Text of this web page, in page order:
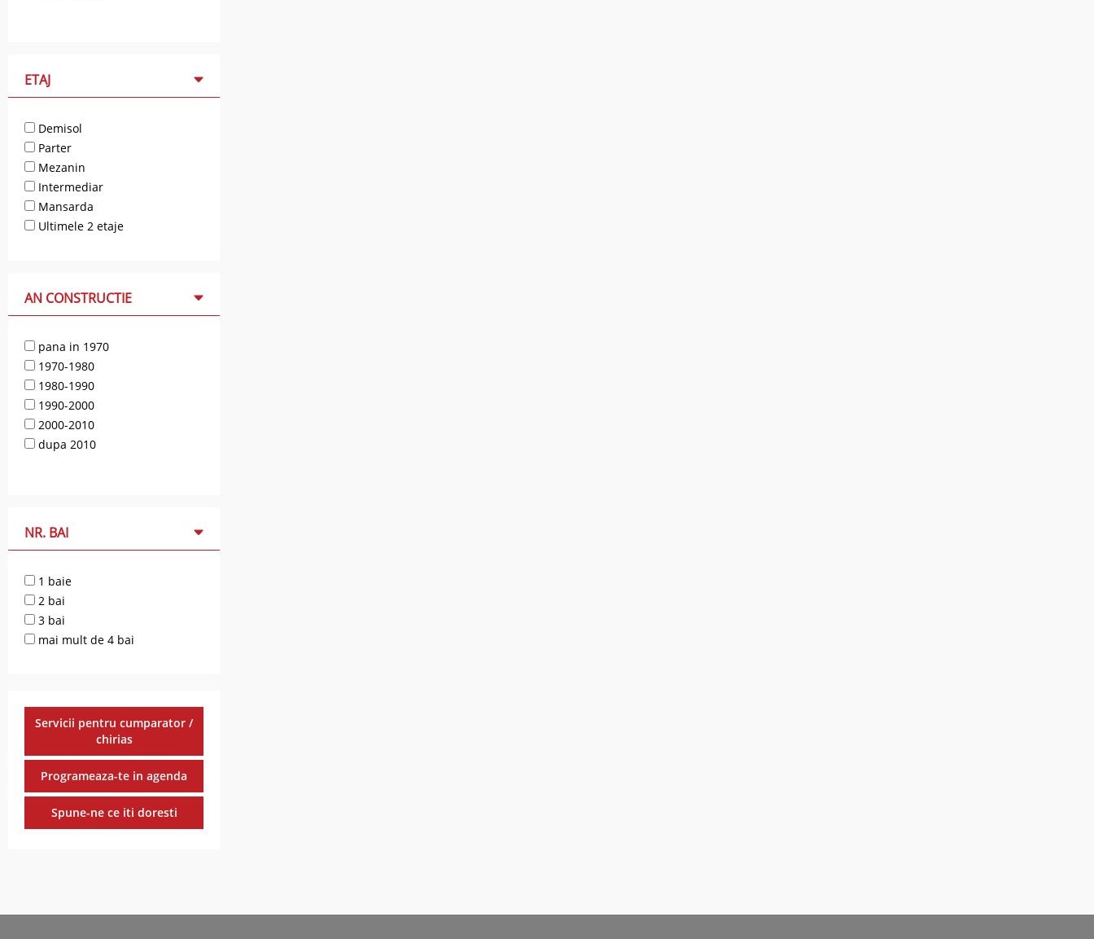
ETAJ
Demisol
Parter
Mezanin
Intermediar
Mansarda
Ultimele 2 etaje
AN CONSTRUCTIE
pana in 1970
1970-1980
1980-1990
1990-2000
2000-2010
dupa 2010
NR. BAI
1 baie
2 bai
3 bai
mai mult de 4 bai
Servicii pentru cumparator /
chirias
Programeaza-te in agenda
Spune-ne ce iti doresti